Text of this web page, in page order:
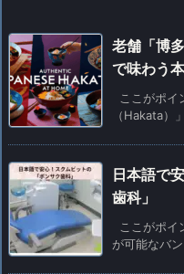
老舗「博
で味わう
ここがポイ
（Hakata）
日本語で
歯科」
ここがポイ
が可能なバ